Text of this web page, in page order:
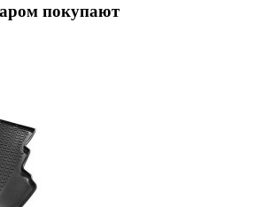
покупают